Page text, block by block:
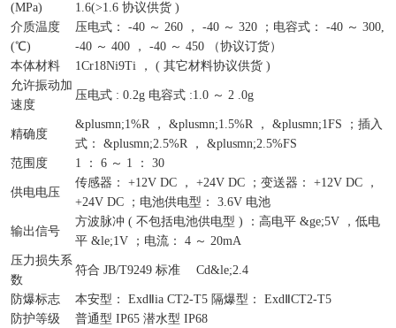
(MPa)
1.6(>1.6 协议供货 )
介质温度
(℃)
压电式： -40 ～ 260 ， -40 ～ 320 ；电容式： -40 ～ 300,
-40 ～ 400 ， -40 ～ 450 （协议订货）
本体材料
1Cr18Ni9Ti ， ( 其它材料协议供货 )
允许振动加
速度
压电式 : 0.2g 电容式 :1.0 ～ 2 .0g
精确度
&plusmn;1%R ， &plusmn;1.5%R ， &plusmn;1FS ；插入
式： &plusmn;2.5%R ， &plusmn;2.5%FS
范围度
1 ： 6 ～ 1 ： 30
供电电压
传感器： +12V DC ， +24V DC ；变送器： +12V DC ，
+24V DC ；电池供电型： 3.6V 电池
输出信号
方波脉冲 ( 不包括电池供电型 ) ：高电平 &ge;5V ，低电
平 &le;1V ；电流： 4 ～ 20mA
压力损失系
数
符合 JB/T9249 标准 Cd&le;2.4
防爆标志
本安型： ExdⅡia CT2-T5 隔爆型： ExdⅡCT2-T5
防护等级
普通型 IP65 潜水型 IP68